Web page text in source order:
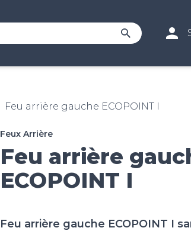
Feu arrière gauche ECOPOINT I
Feux Arrière
Feu arrière
ECOPOINT I
Feu arrière gauche ECOPOINT I